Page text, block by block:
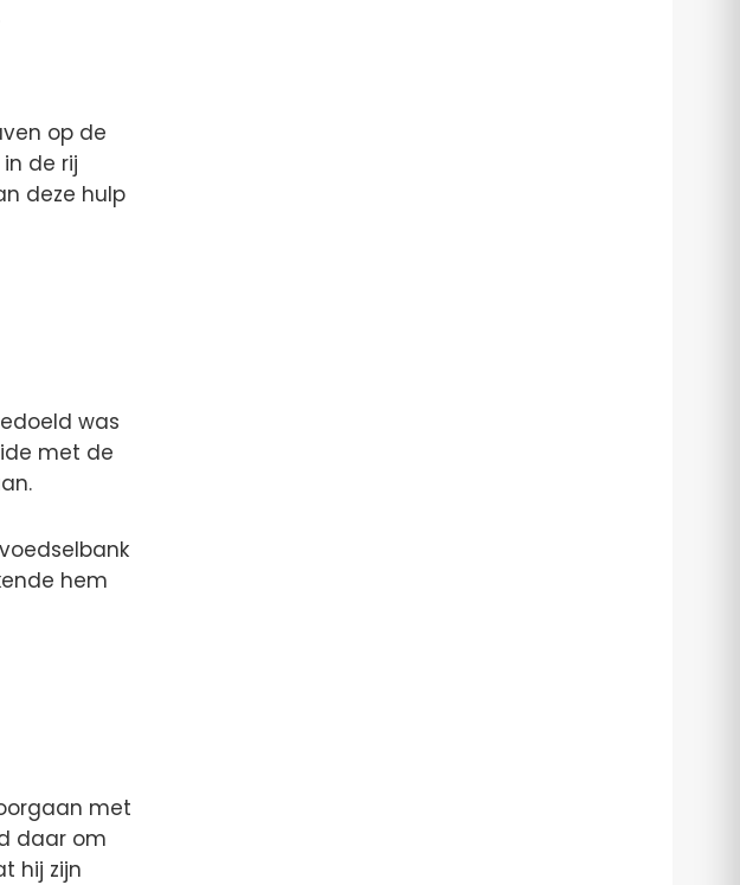
op de
de rij
deze hulp
was
met de
hem
met
daar om
hij zijn